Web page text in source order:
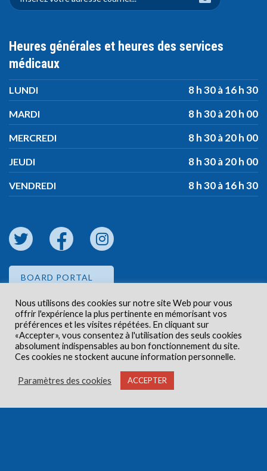
Heures générales et heures des services
médicaux
LUNDI 8 h 30 à 16 h 30
MARDI 8 h 30 à 20 h 00
MERCREDI 8 h 30 à 20 h 00
JEUDI 8 h 30 à 20 h 00
VENDREDI 8 h 30 à 16 h 30
BOARD PORTAL
EMPLOYEE PORTAL
Droits d'auteur © 2026 Centre de santé communautaire
Carlington. Tous droits réservés.
Nous utilisons des cookies sur notre site Web pour vous
offrir l'expérience la plus pertinente en mémorisant vos
préférences et les visites répétées. En cliquant sur
«Accepter», vous consentez à l'utilisation des seuls cookies
absolument indispensables au bon fonctionnement du site.
Ces cookies ne stockent aucune information personnelle.
Paramètres des cookies ACCEPTER